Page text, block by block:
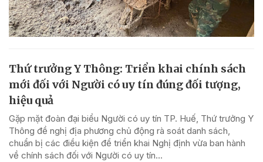
Thứ trưởng Y Thông: Triển khai chính sách
mới đối với Người có uy tín đúng đối tượng,
hiệu quả
Gặp mặt đoàn đại biểu Người có uy tín TP. Huế, Thứ trưởng Y
Thông đề nghị địa phương chủ động rà soát danh sách,
chuẩn bị các điều kiện để triển khai Nghị định vừa ban hành
về chính sách đối với Người có uy tín...